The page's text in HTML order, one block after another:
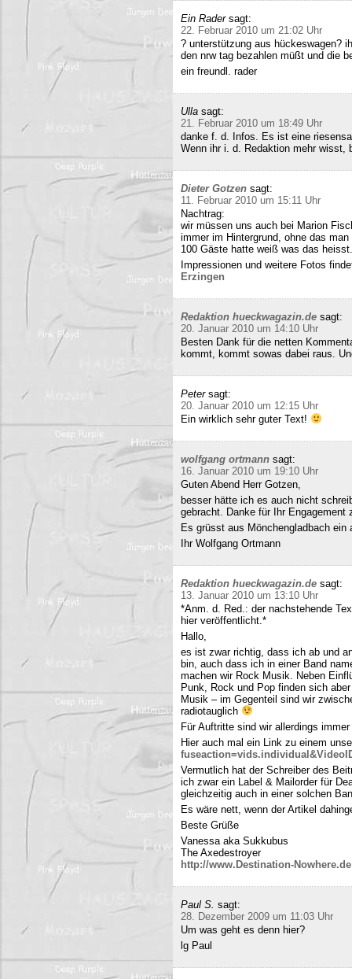
Ein Rader sagt:
22. Februar 2010 um 21:02 Uhr
? unterstützung aus hückeswagen?
den nrw tag bezahlen müßt und die
ein freundl. rader
Ulla sagt:
21. Februar 2010 um 18:49 Uhr
danke f. d. Infos. Es ist eine
Wenn ihr i. d. Redaktion mehr wisst,
Dieter Gotzen sagt:
11. Februar 2010 um 15:11 Uhr
Nachtrag:
wir müssen uns auch bei Marion
immer im Hintergrund, ohne das
100 Gäste hatte weiß was das heisst.
Impressionen und weitere Fotos
Erzingen
Redaktion hueckwagazin.de sagt:
20. Januar 2010 um 14:10 Uhr
Besten Dank für die netten
kommt, kommt sowas dabei raus.
Peter sagt:
20. Januar 2010 um 12:15 Uhr
Ein wirklich sehr guter Text!
wolfgang ortmann sagt:
16. Januar 2010 um 19:10 Uhr
Guten Abend Herr Gotzen,
besser hätte ich es auch nicht
gebracht. Danke für Ihr Engagement
Es grüsst aus Mönchengladbach ein
Ihr Wolfgang Ortmann
Redaktion hueckwagazin.de sagt:
13. Januar 2010 um 13:10 Uhr
*Anm. d. Red.: der nachstehende
hier veröffentlicht.*
Hallo,
es ist zwar richtig, dass ich ab und
bin, auch dass ich in einer Band
machen wir Rock Musik. Neben
Punk, Rock und Pop finden sich
Musik – im Gegenteil sind wir
radiotauglich
Für Auftritte sind wir allerdings
Hier auch mal ein Link zu einem
Vermutlich hat der Schreiber des
ich zwar ein Label & Mailorder für
gleichzeitig auch in einer solchen
Es wäre nett, wenn der Artikel
Beste Grüße
Vanessa aka Sukkubus
The Axedestroyer
http://www.Destination-Nowhere.de
Paul S. sagt:
28. Dezember 2009 um 11:03 Uhr
Um was geht es denn hier?
lg Paul